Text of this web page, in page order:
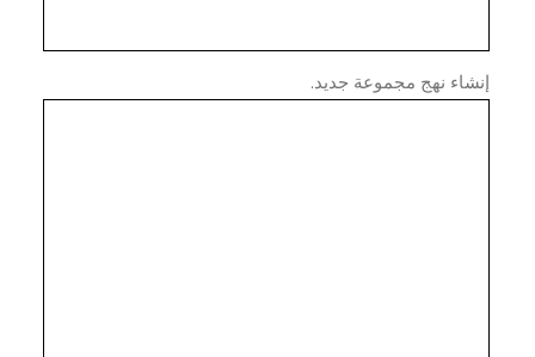
نهج مجموعة جديد.